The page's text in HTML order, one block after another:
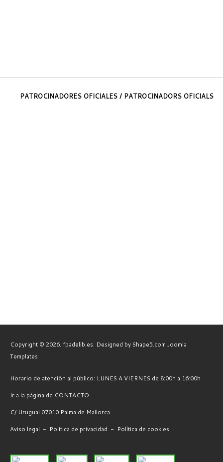
PATROCINADORES OFICIALES / PATROCINADORS OFICIALS
Copyright © 2026. fpadelib.es. Designed by Shape5.com Joomla
Templates
Horario de atención al público: LUNES A VIERNES de 8:00h a 16:00h
Ir a la página de CONTACTO
C/ Uruguai 07010 Palma de Mallorca
Aviso legal - Política de privacidad - Política de cookies